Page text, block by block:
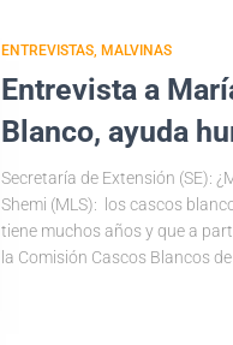
ENTREVISTAS MALVINAS
Entrevista a
Blanco, ayuda
Secretaría de Extensión (SE):
Shemi (MLS): los cascos
tiene muchos años y que a
la Comisión Cascos Blancos